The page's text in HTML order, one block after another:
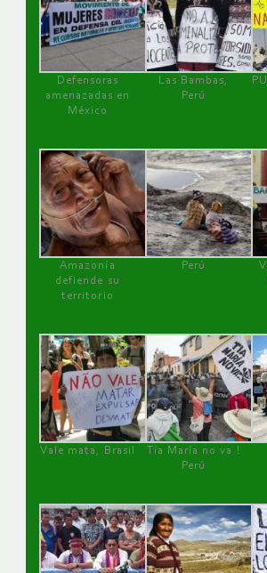
Defensoras
amenazadas en
México
Las Bambas,
Perú
Amazonía
defiende su
territorio
Perú
Vale mata, Brasil
Tía María no va !
Perú